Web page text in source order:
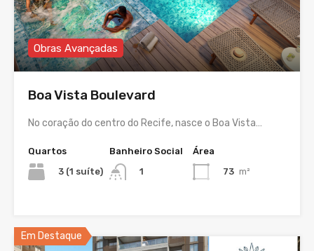
Obras Avançadas
Boa Vista Boulevard
No coração do centro do Recife, nasce o Boa Vista…
Quartos
3 (1 suíte)
Banheiro Social
1
Área
73 m²
Em Destaque